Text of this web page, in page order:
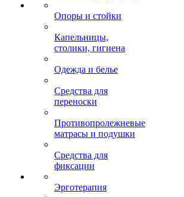
Опоры и стойки
Капельницы,
столики, гигиена
Одежда и белье
Средства для
переноски
Противопролежневые
матрасы и подушки
Средства для
фиксации
Эрготерапия